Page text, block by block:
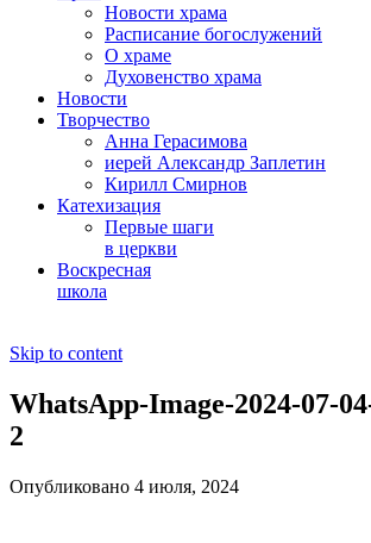
Новости храма
Расписание богослужений
О храме
Духовенство храма
Новости
Творчество
Анна Герасимова
иерей Александр Заплетин
Кирилл Смирнов
Катехизация
Первые шаги
в церкви
Воскресная
школа
Skip to content
WhatsApp-Image-2024-07-
2
Опубликовано 4 июля, 2024